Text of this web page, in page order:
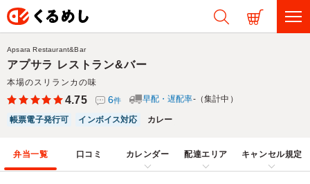
アプサラ レストラン&バー
本場のスリランカの味
Apsara Restaurant&Bar
4.75 6件 早配・遅配率-（集計中）
帳票電子発行可 インボイス対応 カレー
弁当一覧 口コミ カレンダー 配達エリア キャンセル規定